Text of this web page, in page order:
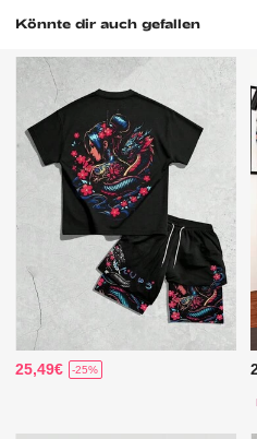
Könnte dir auch gefallen
25,49€ -25%